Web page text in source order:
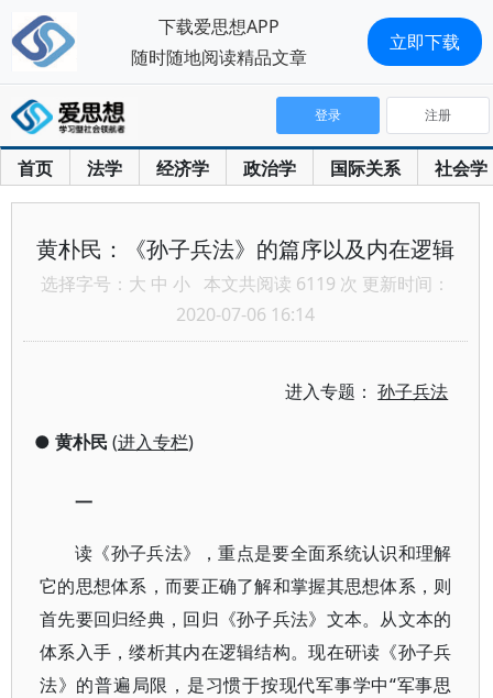
首页 法学 经济学 政治学 国际关系 社会学
登录 注册
黄朴民：《孙子兵法》的篇序以及内在逻辑
选择字号： 大 中 小 本文共阅读 6119 次 更新时间：
2020-07-06 16:14
进入专题：孙子兵法
● 黄朴民(进入专栏)
一
读《孙子兵法》，重点是要全面系统认识和理解
它的思想体系，而要正确了解和掌握其思想体系，则
首先要回归经典，回归《孙子兵法》文本。从文本的
体系入手，缕析其内在逻辑结构。现在研读《孙子兵
法》的普遍局限，是习惯于按现代军事学中“军事思
下载爱思想APP
随时随地阅读精品文章
立即下载